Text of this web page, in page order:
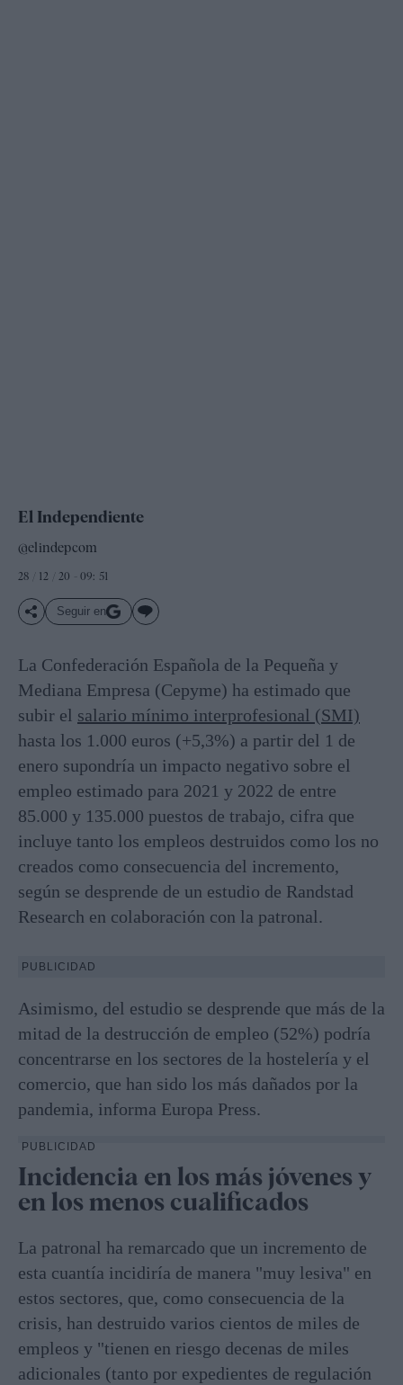
El Independiente
@elindepcom
28 / 12 / 20 - 09: 51
Seguir en
La Confederación Española de la Pequeña y
Mediana Empresa (Cepyme) ha estimado que
subir el salario mínimo interprofesional (SMI)
hasta los 1.000 euros (+5,3%) a partir del 1 de
enero supondría un impacto negativo sobre el
empleo estimado para 2021 y 2022 de entre
85.000 y 135.000 puestos de trabajo, cifra que
incluye tanto los empleos destruidos como los no
creados como consecuencia del incremento,
según se desprende de un estudio de Randstad
Research en colaboración con la patronal.
PUBLICIDAD
Asimismo, del estudio se desprende que más de la
mitad de la destrucción de empleo (52%) podría
concentrarse en los sectores de la hostelería y el
comercio, que han sido los más dañados por la
pandemia, informa Europa Press.
PUBLICIDAD
Incidencia en los más jóvenes y
en los menos cualificados
La patronal ha remarcado que un incremento de
esta cuantía incidiría de manera "muy lesiva" en
estos sectores, que, como consecuencia de la
crisis, han destruido varios cientos de miles de
empleos y "tienen en riesgo decenas de miles
adicionales (tanto por expedientes de regulación